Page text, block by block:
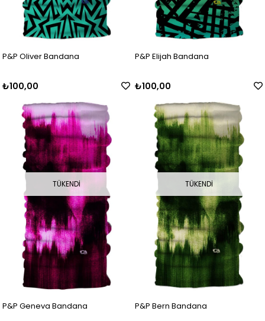
P&P Oliver Bandana
₺100,00
P&P Elijah Bandana
₺100,00
TÜKENDI
P&P Geneva Bandana
TÜKENDI
P&P Bern Bandana